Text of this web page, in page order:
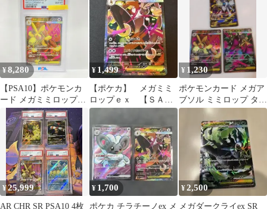
ロップ
ード ポケカ
¥8,280
【PSA10】ポケモンカ
ード メガミミロップex
M2 100/080 SR 鑑定品
¥ 1,499
【ポケカ】 メガミミ
ロップｅｘ 【ＳＡ
Ｒ】 m2 114/080
¥ 1,230
ポケモンカード メガア
ブソル ミミロップ タチ
フサグマ SR
¥25,999
AR CHR SR PSA10 4枚
¥ 1,700
ポケカ チラチーノex メ
¥2,500
メガダークライex SR